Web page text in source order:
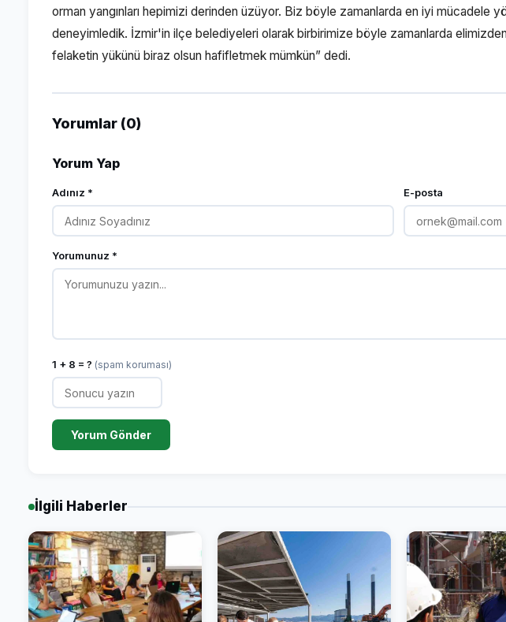
orman yangınları hepimizi derinden üzüyor. Biz böyle zamanlarda en iyi mücadele
deneyimledik. İzmir'in ilçe belediyeleri olarak birbirimize böyle zamanlarda
felaketin yükünü biraz olsun hafifletmek mümkün” dedi.
Yorumlar (0)
Yorum Yap
Adınız * E-posta
Yorumunuz *
1 + 8 = ? (spam koruması)
Yorum Gönder
İlgili Haberler